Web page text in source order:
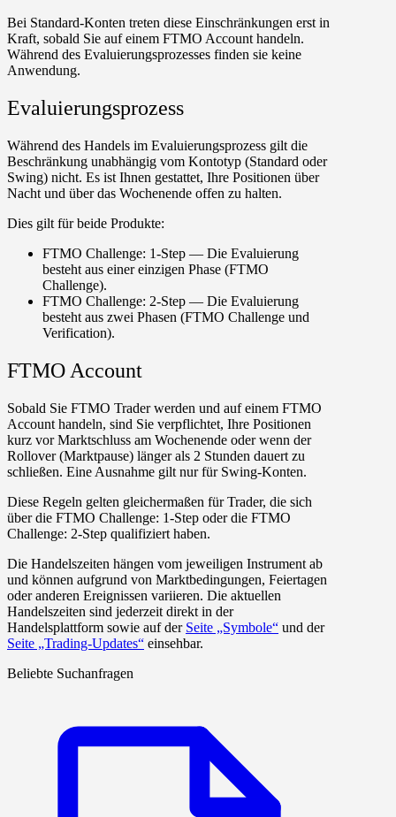
Bei Standard-Konten treten diese Einschränkungen erst in
Kraft, sobald Sie auf einem FTMO Account handeln.
Während des Evaluierungsprozesses finden sie keine
Anwendung.
Evaluierungsprozess
Während des Handels im Evaluierungsprozess gilt die
Beschränkung unabhängig vom Kontotyp (Standard oder
Swing) nicht. Es ist Ihnen gestattet, Ihre Positionen über
Nacht und über das Wochenende offen zu halten.
Dies gilt für beide Produkte:
FTMO Challenge: 1-Step — Die Evaluierung
besteht aus einer einzigen Phase (FTMO
Challenge).
FTMO Challenge: 2-Step — Die Evaluierung
besteht aus zwei Phasen (FTMO Challenge und
Verification).
FTMO Account
Sobald Sie FTMO Trader werden und auf einem FTMO
Account handeln, sind Sie verpflichtet, Ihre Positionen
kurz vor Marktschluss am Wochenende oder wenn der
Rollover (Marktpause) länger als 2 Stunden dauert zu
schließen. Eine Ausnahme gilt nur für Swing-Konten.
Diese Regeln gelten gleichermaßen für Trader, die sich
über die FTMO Challenge: 1-Step oder die FTMO
Challenge: 2-Step qualifiziert haben.
Die Handelszeiten hängen vom jeweiligen Instrument ab
und können aufgrund von Marktbedingungen, Feiertagen
oder anderen Ereignissen variieren. Die aktuellen
Handelszeiten sind jederzeit direkt in der
Handelsplattform sowie auf der Seite „Symbole“ und der
Seite „Trading-Updates“ einsehbar.
Beliebte Suchanfragen